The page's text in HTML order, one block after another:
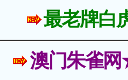
最老牌白
澳门朱雀